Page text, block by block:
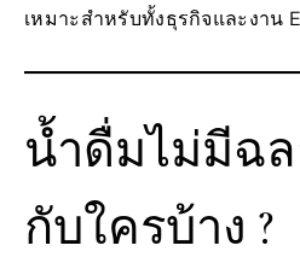
เหมาะสำหรับทั้งธุรกิจและงาน
น้ำดื่มไม่มีฉ
กับใครบ้าง ?